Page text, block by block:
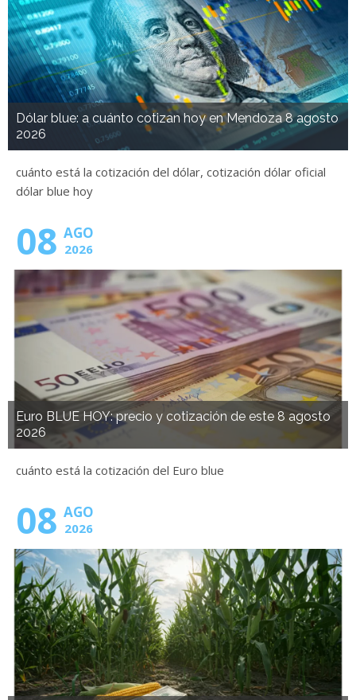
Dólar blue: a cuánto cotizan hoy en Mendoza 8 agosto
2026
cuánto está la cotización del dólar, cotización dólar oficial
dólar blue hoy
08 AGO
2026
Euro BLUE HOY: precio y cotización de este 8 agosto
2026
cuánto está la cotización del Euro blue
08 AGO
2026